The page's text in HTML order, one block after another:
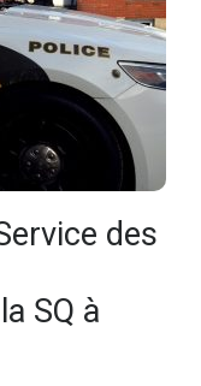
des
SQ à